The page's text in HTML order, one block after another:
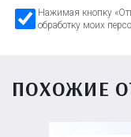
Нажимая кнопку
обработку моих
ПОХОЖИЕ